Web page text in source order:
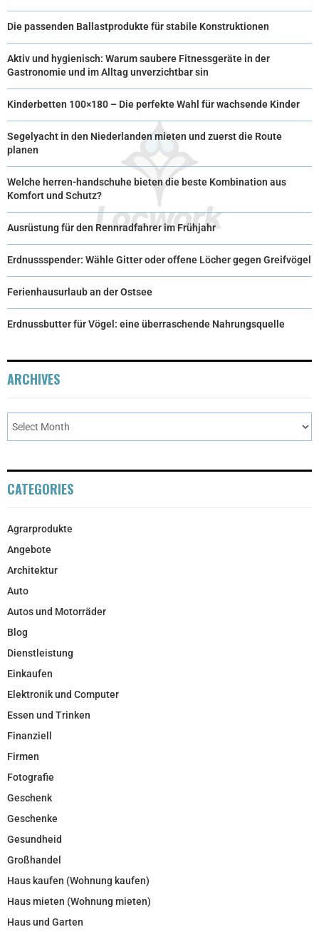
)
Die passenden Ballastprodukte für stabile Konstruktionen
Aktiv und hygienisch: Warum saubere Fitnessgeräte in der
Gastronomie und im Alltag unverzichtbar sin
Kinderbetten 100×180 – Die perfekte Wahl für wachsende Kinder
Segelyacht in den Niederlanden mieten und zuerst die Route
planen
Welche herren-handschuhe bieten die beste Kombination aus
Komfort und Schutz?
Ausrüstung für den Rennradfahrer im Frühjahr
Erdnussspender: Wähle Gitter oder offene Löcher gegen Greifvögel
Ferienhausurlaub an der Ostsee
Erdnussbutter für Vögel: eine überraschende Nahrungsquelle
ARCHIVES
CATEGORIES
Agrarprodukte
Angebote
Architektur
Auto
Autos und Motorräder
Blog
Dienstleistung
Einkaufen
Elektronik und Computer
Essen und Trinken
Finanziell
Firmen
Fotografie
Geschenk
Geschenke
Gesundheid
Großhandel
Haus kaufen (Wohnung kaufen)
Haus mieten (Wohnung mieten)
Haus und Garten